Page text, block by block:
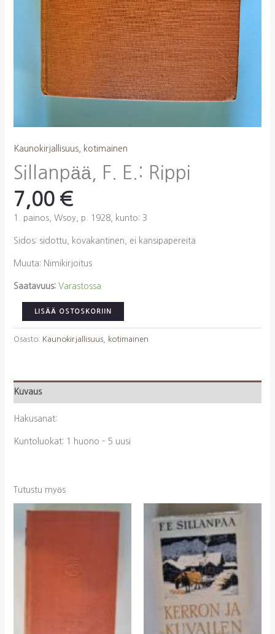
Kaunokirjallisuus, kotimainen
Sillanpää, F. E.: Rippi
7,00 €
1. painos, Wsoy, p. 1928, kunto: 3
Sidos: sidottu, kovakantinen, ei kansipapereita
Muuta: Nimikirjoitus
Saatavuus: Varastossa
Sillanpää,
E.:
LISÄÄ OSTOSKORIIN
Osasto: Kaunokirjallisuus, kotimainen
Kuvaus
Hakusanat:
Kuntoluokat: 1 huono – 5 uusi
Tutustu myös